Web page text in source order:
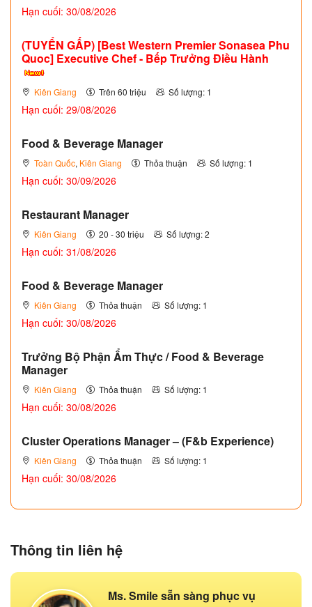
Hạn cuối: 30/08/2026
(TUYỂN GẤP) [Best Western Premier Sonasea Phu
Quoc] Executive Chef - Bếp Trưởng Điều Hành
Kiên Giang Trên 60 triệu Số lượng: 1
Hạn cuối: 29/08/2026
Food & Beverage Manager
Toàn Quốc, Kiên Giang Thỏa thuận Số lượng: 1
Hạn cuối: 30/09/2026
Restaurant Manager
Kiên Giang 20 - 30 triệu Số lượng: 2
Hạn cuối: 31/08/2026
Food & Beverage Manager
Kiên Giang Thỏa thuận Số lượng: 1
Hạn cuối: 30/08/2026
Trưởng Bộ Phận Ẩm Thực / Food & Beverage
Manager
Kiên Giang Thỏa thuận Số lượng: 1
Hạn cuối: 30/08/2026
Cluster Operations Manager – (F&b Experience)
Kiên Giang Thỏa thuận Số lượng: 1
Hạn cuối: 30/08/2026
Thông tin liên hệ
Ms. Smile sẵn sàng phục vụ